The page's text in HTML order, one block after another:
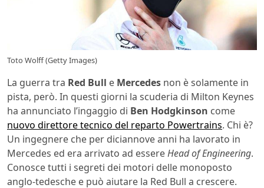
Toto Wolff (Getty Images)
La guerra tra Red Bull e Mercedes non è solamente in
pista, però. In questi giorni la scuderia di Milton Keynes
ha annunciato l’ingaggio di Ben Hodgkinson come
nuovo direttore tecnico del reparto Powertrains. Chi è?
Un ingegnere che per diciannove anni ha lavorato in
Mercedes ed era arrivato ad essereHead of Engineering.
Conosce tutti i segreti dei motori delle monoposto
anglo-tedesche e può aiutare la Red Bull a crescere.